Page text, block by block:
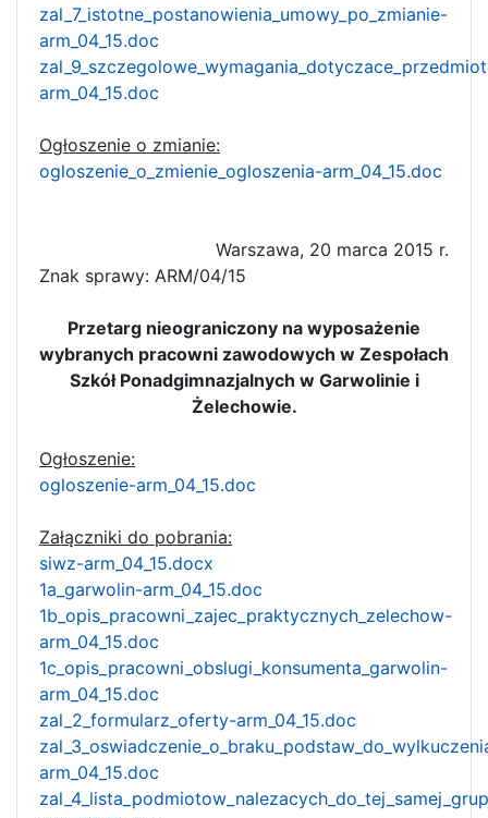
zal_7_istotne_postanowienia_umowy_po_zmianie-
arm_04_15.doc
arm_04_15.doc
Ogłoszenie o zmianie:
ogloszenie_o_zmienie_ogloszenia-arm_04_15.doc
Warszawa, 20 marca 2015 r.
Znak sprawy: ARM/04/15
Przetarg nieograniczony na wyposażenie
wybranych pracowni zawodowych w Zespołach
Szkół Ponadgimnazjalnych w Garwolinie i
Żelechowie.
Ogłoszenie:
ogloszenie-arm_04_15.doc
Załączniki do pobrania:
siwz-arm_04_15.docx
1a_garwolin-arm_04_15.doc
1b_opis_pracowni_zajec_praktycznych_zelechow-
arm_04_15.doc
1c_opis_pracowni_obslugi_konsumenta_garwolin-
arm_04_15.doc
zal_2_formularz_oferty-arm_04_15.doc
arm_04_15.doc